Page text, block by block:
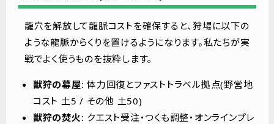
龍穴を解放して龍脈コストを確保すると、狩場に以下の
ような龍脈からくりを置けるようになります。私たちが実
戦でよく使うものを抜粋します。
獣狩の幕屋: 体力回復とファストトラベル拠点(野営地
コスト 土5 / その他 土50)
獣狩の焚火: クエスト受注・つくも調整・オンラインプレ